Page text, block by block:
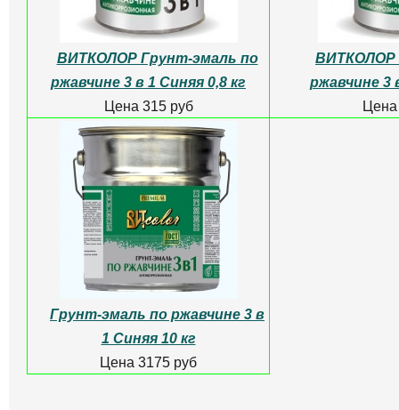
ВИТКОЛОР Грунт-эмаль по
ржавчине 3 в 1 Синяя 0,8 кг
Цена 315 руб
ВИТКОЛОР
ржавчине 3
Грунт-эмаль по ржавчине 3 в
1 Синяя 10 кг
Цена 3175 руб